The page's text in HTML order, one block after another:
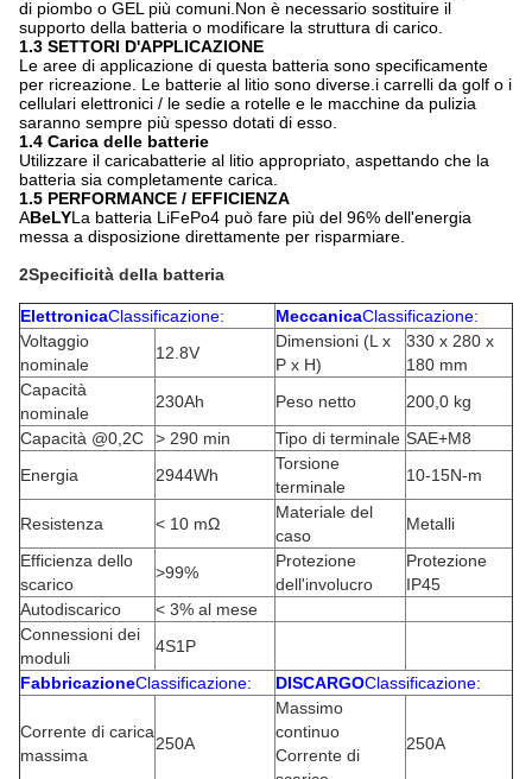
di piombo o GEL più comuni.Non è necessario sostituire il
supporto della batteria o modificare la struttura di carico.
1.3 SETTORI D'APPLICAZIONE
Le aree di applicazione di questa batteria sono specificamente
per ricreazione. Le batterie al litio sono diverse.i carrelli da golf o i
cellulari elettronici / le sedie a rotelle e le macchine da pulizia
saranno sempre più spesso dotati di esso.
1.4 Carica delle batterie
Utilizzare il caricabatterie al litio appropriato, aspettando che la
batteria sia completamente carica.
1.5 PERFORMANCE / EFFICIENZA
ABeLYLa batteria LiFePo4 può fare più del 96% dell'energia
messa a disposizione direttamente per risparmiare.
2Specificità della batteria
ElettronicaClassificazione: MeccanicaClassificazione:
Voltaggio
nominale
12.8V
Dimensioni (L x
P x H)
330 x 280 x
180 mm
Capacità
nominale
230Ah Peso netto
200,0 kg
Capacità @0,2C
> 290 min Tipo di terminale SAE+M8
Energia
2944Wh
Torsione
terminale
10-15N-m
Resistenza < 10 mΩ
Materiale del
caso
Metalli
Efficienza dello
scarico
>99%
Protezione
dell'involucro
Protezione
IP45
Autodiscarico
< 3% al mese
Connessioni dei
moduli
4S1P
FabbricazioneClassificazione: DISCARGOClassificazione:
Corrente di carica
massima
250A
Massimo
continuo
Corrente di
250A